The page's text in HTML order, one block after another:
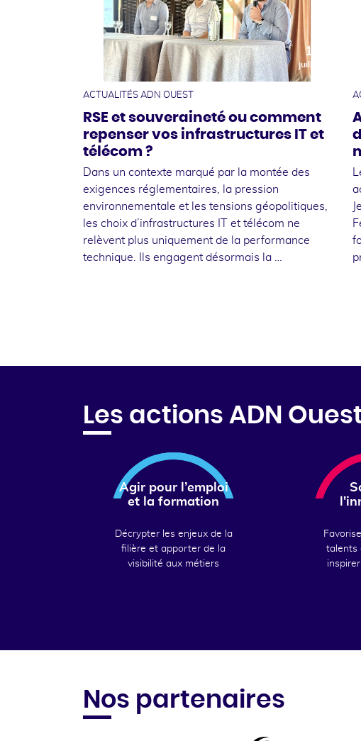
10
juillet
ACTUALITÉS ADN OUEST
RSE et souveraineté ou comment
repenser vos infrastructures IT et
télécom ?
Dans un contexte marqué par la montée des
exigences réglementaires, la pression
environnementale et les tensions géopolitiques,
les choix d’infrastructures IT et télécom ne
relèvent plus uniquement de la performance
technique. Ils engagent désormais la …
Les actions ADN
Agir pour l’emploi
et la formation
Décrypter les enjeux de la
filière et apporter de la
visibilité aux métiers
talents
Nos partenaires